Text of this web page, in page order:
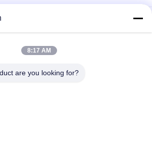
ทนเนอร์ GPS Tracker ภายในคอนเทนเนอร์
Anti Theft Container GPS Tracker กันน้ำ
8:17 AM
are you looking for?